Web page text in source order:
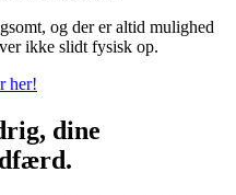
og der er altid mulighed
ikke slidt fysisk op.
her!
dine